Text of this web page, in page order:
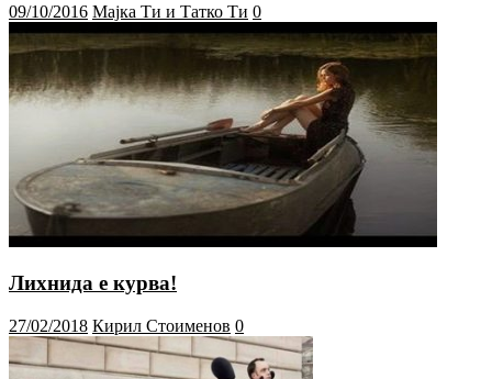
09/10/2016 Мајка Ти и Татко Ти 0
Лихнида е курва!
27/02/2018 Кирил Стоименов 0